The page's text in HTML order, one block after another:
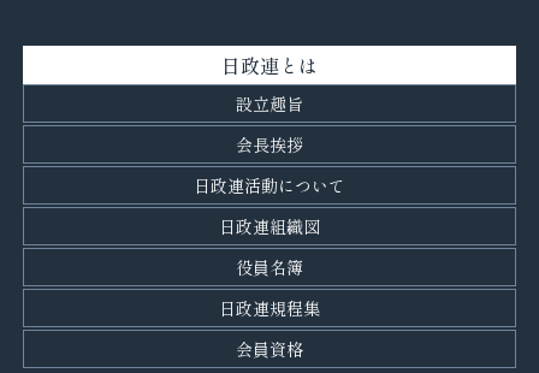
日政連とは
設立趣旨
会長挨拶
日政連活動について
日政連組織図
役員名簿
日政連規程集
会員資格